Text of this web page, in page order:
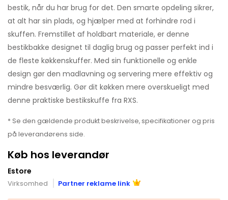
bestik, når du har brug for det. Den smarte opdeling sikrer,
at alt har sin plads, og hjælper med at forhindre rod i
skuffen. Fremstillet af holdbart materiale, er denne
bestikbakke designet til daglig brug og passer perfekt ind i
de fleste køkkenskuffer. Med sin funktionelle og enkle
design gør den madlavning og servering mere effektiv og
mindre besværlig. Gør dit køkken mere overskueligt med
denne praktiske bestikskuffe fra RXS.
* Se den gældende produkt beskrivelse, specifikationer og pris
på leverandørens side.
Køb hos leverandør
Estore
Virksomhed Partner reklame link